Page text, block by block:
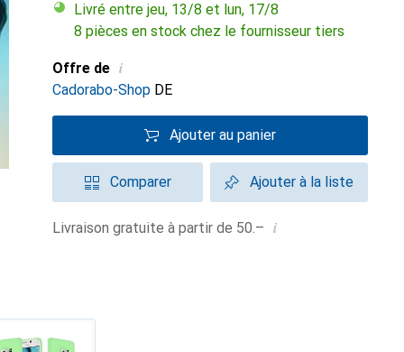
Livré entre jeu, 13/8 et lun, 17/8
8 pièces en stock chez le fournisseur tiers
Offre de i
Cadorabo-Shop DE
Ajouter au panier
Comparer Ajouter à la liste
Livraison gratuite à partir de 50.– i